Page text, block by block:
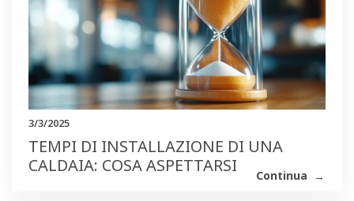
3/3/2025
TEMPI DI INSTALLAZIONE DI UNA
CALDAIA: COSA ASPETTARSI
Continua